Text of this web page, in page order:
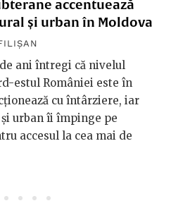
accentuează
și urban în Moldova
ani întregi că nivelul
estul României este în
cu întârziere, iar
urban îi împinge pe
accesul la cea mai de